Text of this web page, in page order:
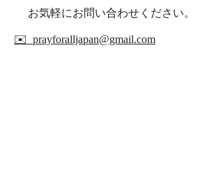
お気軽にお問い合わせください。
✉️ prayforalljapan@gmail.com